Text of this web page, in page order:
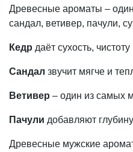
Древесные ароматы –
сандал, ветивер, пачули,
Кедр даёт сухость,
Сандал звучит мягче и
Ветивер – один из самых
Пачули добавляют
Древесные мужские